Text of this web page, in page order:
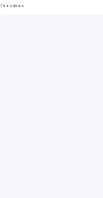
Conditions